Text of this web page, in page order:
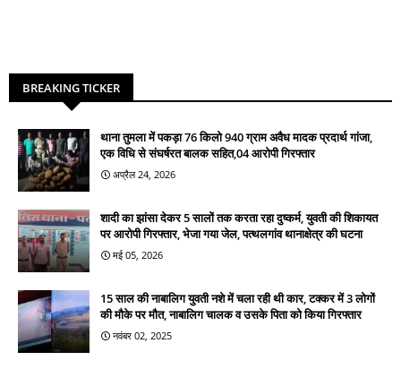
BREAKING TICKER
थाना तुमला में पकड़ा 76 किलो 940 ग्राम अवैध मादक प्रदार्थ गांजा,
एक विधि से संघर्षरत बालक सहित,04 आरोपी गिरफ्तार
अप्रैल 24, 2026
शादी का झांसा देकर 5 सालों तक करता रहा दुष्कर्म, युवती की शिकायत
पर आरोपी गिरफ्तार, भेजा गया जेल, पत्थलगांव थानाक्षेत्र की घटना
मई 05, 2026
15 साल की नाबालिग युवती नशे में चला रही थी कार, टक्कर में 3 लोगों
की मौके पर मौत, नाबालिग चालक व उसके पिता को किया गिरफ्तार
नवंबर 02, 2025